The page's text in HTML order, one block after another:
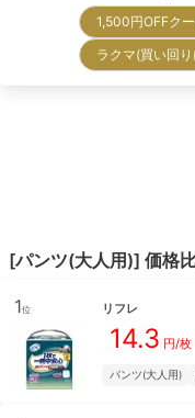
1,500円OFFク
ラクマ(買い回
[パンツ(大人用)] 価格
1位 リフレ
14.3 円/枚
パンツ(大人用)